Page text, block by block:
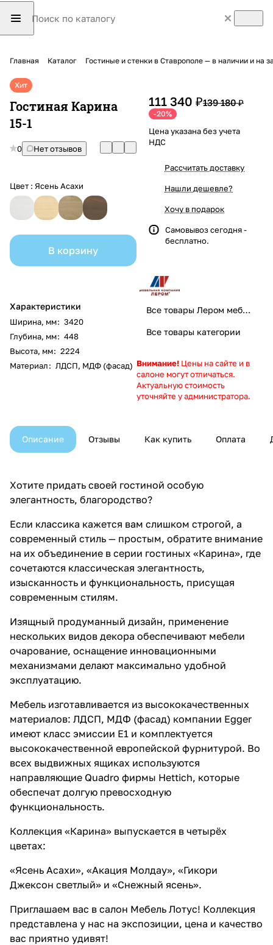
Главная Каталог Гостиные и стенки в Ставрополе — в наличии и на
Хит
Гостиная Карина
15-1
0 Нет отзывов
Цвет : Ясень Асахи
В корзину
Характеристики
Ширина, мм: 3420
Глубина, мм: 448
Высота, мм: 2224
Материал: ЛДСП, МДФ (фасад)
111 340 ₽139 180 ₽
-20%
Цена указана без учета
НДС
Рассчитать доставку
Нашли дешевле?
Хочу в подарок
Самовывоз сегодня -
бесплатно.
Все товары Лером мебель
Все товары категории
Внимание! Цены на сайте и в
салоне могут отличаться.
Актуальную стоимость
уточняйте у администратора.
Описание Отзывы Как купить Оплата
Хотите придать своей гостиной особую
элегантность, благородство?
Если классика кажется вам слишком строгой, а
современный стиль — простым, обратите внимание
на их объединение в серии гостиных «Карина», где
сочетаются классическая элегантность,
изысканность и функциональность, присущая
современным стилям.
Изящный продуманный дизайн, применение
нескольких видов декора обеспечивают мебели
очарование, оснащение инновационными
механизмами делают максимально удобной
эксплуатацию.
Мебель изготавливается из высококачественных
материалов: ЛДСП, МДФ (фасад) компании Egger
имеют класс эмиссии Е1 и комплектуется
высококачественной европейской фурнитурой. Во
всех выдвижных ящиках используются
направляющие Quadro фирмы Hettich, которые
обеспечат долгую превосходную
функциональность.
Коллекция «Карина» выпускается в четырёх
цветах:
«Ясень Асахи», «Акация Молдау», «Гикори
Джексон светлый» и «Снежный ясень».
Приглашаем вас в салон Мебель Лотус! Коллекция
представлена у нас на экспозиции, цена и качество
вас приятно удивят!